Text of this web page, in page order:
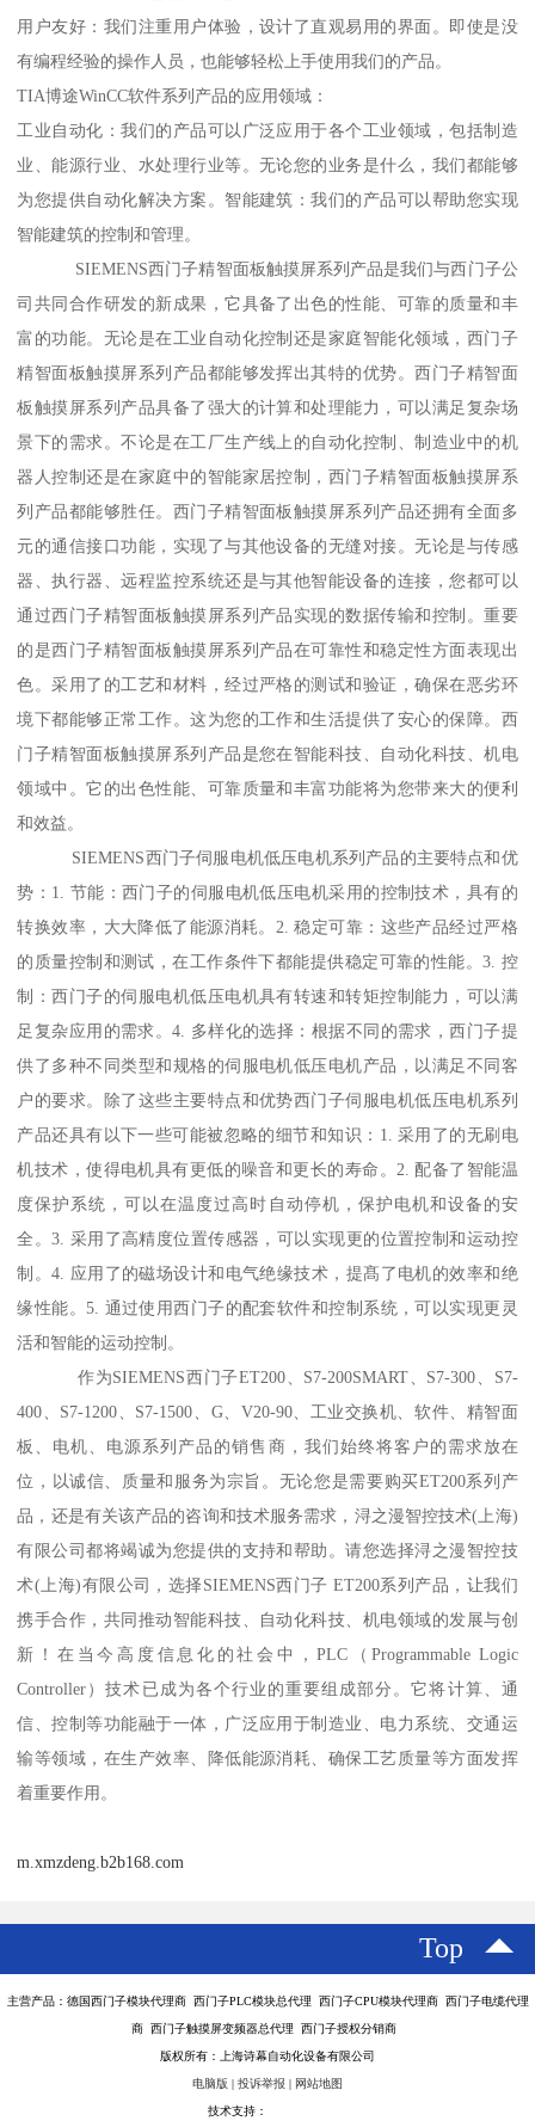
用户友好：我们注重用户体验，设计了直观易用的界面。即使是没
有编程经验的操作人员，也能够轻松上手使用我们的产品。
TIA博途WinCC软件系列产品的应用领域：
工业自动化：我们的产品可以广泛应用于各个工业领域，包括制造
业、能源行业、水处理行业等。无论您的业务是什么，我们都能够
为您提供自动化解决方案。智能建筑：我们的产品可以帮助您实现
智能建筑的控制和管理。
SIEMENS西门子精智面板触摸屏系列产品是我们与西门子公
司共同合作研发的新成果，它具备了出色的性能、可靠的质量和丰
富的功能。无论是在工业自动化控制还是家庭智能化领域，西门子
精智面板触摸屏系列产品都能够发挥出其特的优势。西门子精智面
板触摸屏系列产品具备了强大的计算和处理能力，可以满足复杂场
景下的需求。不论是在工厂生产线上的自动化控制、制造业中的机
器人控制还是在家庭中的智能家居控制，西门子精智面板触摸屏系
列产品都能够胜任。西门子精智面板触摸屏系列产品还拥有全面多
元的通信接口功能，实现了与其他设备的无缝对接。无论是与传感
器、执行器、远程监控系统还是与其他智能设备的连接，您都可以
通过西门子精智面板触摸屏系列产品实现的数据传输和控制。重要
的是西门子精智面板触摸屏系列产品在可靠性和稳定性方面表现出
色。采用了的工艺和材料，经过严格的测试和验证，确保在恶劣环
境下都能够正常工作。这为您的工作和生活提供了安心的保障。西
门子精智面板触摸屏系列产品是您在智能科技、自动化科技、机电
领域中。它的出色性能、可靠质量和丰富功能将为您带来大的便利
和效益。
SIEMENS西门子伺服电机低压电机系列产品的主要特点和优
势：1. 节能：西门子的伺服电机低压电机采用的控制技术，具有的
转换效率，大大降低了能源消耗。2. 稳定可靠：这些产品经过严格
的质量控制和测试，在工作条件下都能提供稳定可靠的性能。3. 控
制：西门子的伺服电机低压电机具有转速和转矩控制能力，可以满
足复杂应用的需求。4. 多样化的选择：根据不同的需求，西门子提
供了多种不同类型和规格的伺服电机低压电机产品，以满足不同客
户的要求。除了这些主要特点和优势西门子伺服电机低压电机系列
产品还具有以下一些可能被忽略的细节和知识：1. 采用了的无刷电
机技术，使得电机具有更低的噪音和更长的寿命。2. 配备了智能温
度保护系统，可以在温度过高时自动停机，保护电机和设备的安
全。3. 采用了高精度位置传感器，可以实现更的位置控制和运动控
制。4. 应用了的磁场设计和电气绝缘技术，提髙了电机的效率和绝
缘性能。5. 通过使用西门子的配套软件和控制系统，可以实现更灵
活和智能的运动控制。
作为SIEMENS西门子ET200、S7-200SMART、S7-300、S7-
400、S7-1200、S7-1500、G、V20-90、工业交换机、软件、精智面
板、电机、电源系列产品的销售商，我们始终将客户的需求放在
位，以诚信、质量和服务为宗旨。无论您是需要购买ET200系列产
品，还是有关该产品的咨询和技术服务需求，浔之漫智控技术(上海)
有限公司都将竭诚为您提供的支持和帮助。请您选择浔之漫智控技
术(上海)有限公司，选择SIEMENS西门子 ET200系列产品，让我们
携手合作，共同推动智能科技、自动化科技、机电领域的发展与创
新！在当今高度信息化的社会中，PLC（Programmable Logic
Controller）技术已成为各个行业的重要组成部分。它将计算、通
信、控制等功能融于一体，广泛应用于制造业、电力系统、交通运
输等领域，在生产效率、降低能源消耗、确保工艺质量等方面发挥
着重要作用。
m.xmzdeng.b2b168.com
Top
主营产品：德国西门子模块代理商 西门子PLC模块总代理 西门子CPU模块代理商 西门子电缆代理
商 西门子触摸屏变频器总代理 西门子授权分销商
版权所有：上海诗幕自动化设备有限公司
电脑版 | 投诉举报 | 网站地图
技术支持：